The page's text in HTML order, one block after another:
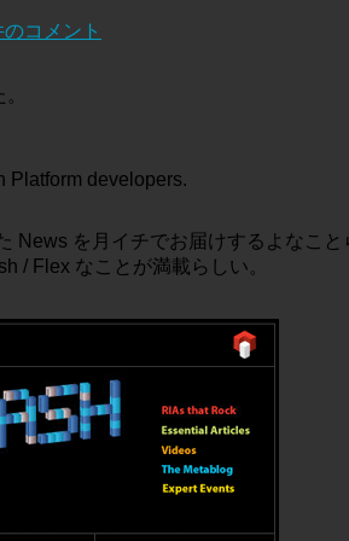
コメント
Platform developers.
News を月イチでお届けするよなこと
/ Flex なことが満載らしい。